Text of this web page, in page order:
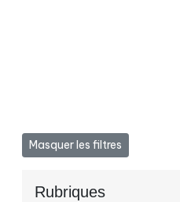
Masquer les filtres
Rubriques